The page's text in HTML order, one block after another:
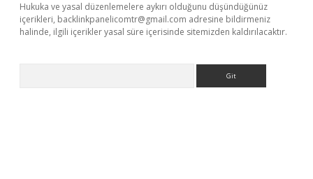
Hukuka ve yasal düzenlemelere aykırı olduğunu düşündüğünüz
içerikleri, backlinkpanelicomtr@gmail.com adresine bildirmeniz
halinde, ilgili içerikler yasal süre içerisinde sitemizden kaldırılacaktır.